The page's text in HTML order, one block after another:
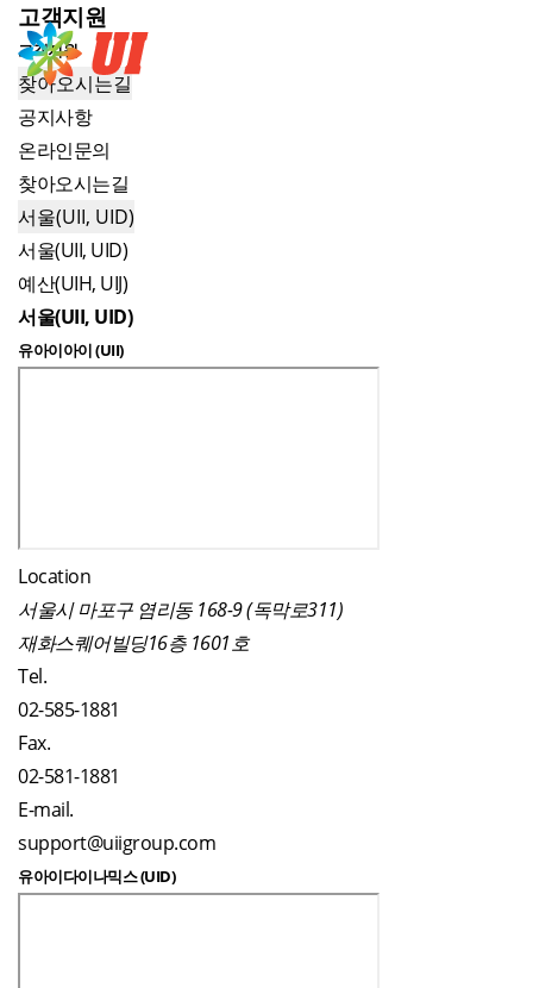
사업분야
고객지원
고객지원
찾아오시는길
공지사항
온라인문의
찾아오시는길
서울(UII, UID)
서울(UII, UID)
예산(UIH, UIJ)
서울(UII, UID)
유아이아이 (UII)
Location
서울시 마포구 염리동 168-9 (독막로311)
재화스퀘어빌딩16층 1601호
Tel.
02-585-1881
Fax.
02-581-1881
E-mail.
support@uiigroup.com
유아이다이나믹스 (UID)